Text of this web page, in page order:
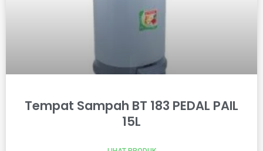
Tempat Sampah BT 183 PEDAL PAIL
15L